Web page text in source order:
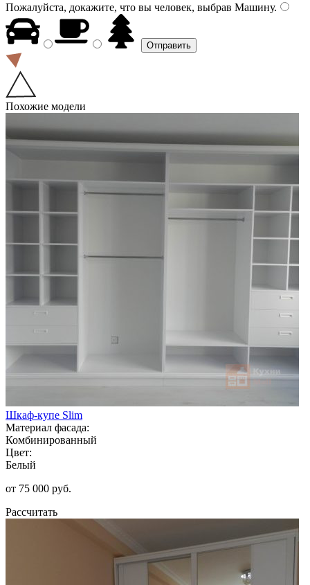
Пожалуйста, докажите, что вы человек, выбрав Машину.
Похожие модели
Шкаф-купе Slim
Материал фасада:
Комбинированный
Цвет:
Белый
от 75 000 руб.
Рассчитать